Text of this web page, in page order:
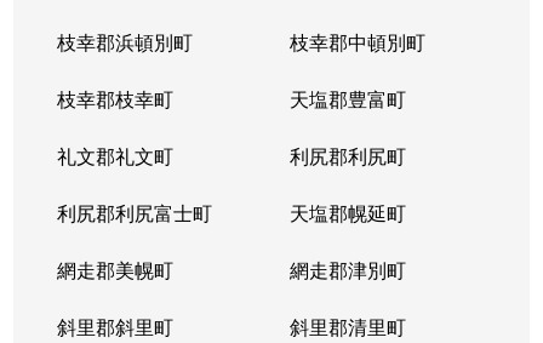
枝幸郡浜頓別町 枝幸郡中頓別町
枝幸郡枝幸町 天塩郡豊富町
礼文郡礼文町 利尻郡利尻町
利尻郡利尻富士町 天塩郡幌延町
網走郡美幌町 網走郡津別町
斜里郡斜里町 斜里郡清里町